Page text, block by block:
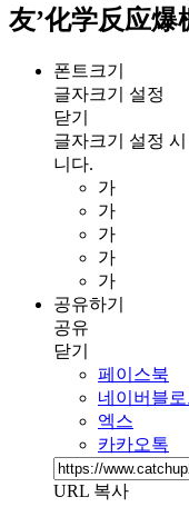
友’化学反应
폰트크기
글자크기 설정
닫기
글자크기 설정
니다.
가
가
가
가
가
공유하기
공유
닫기
페이스북
네이버블로
엑스
카카오톡
URL 복사